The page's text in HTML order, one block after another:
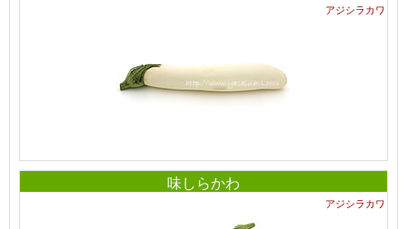
アジシラカワ
味しらかわ
アジシラカワ